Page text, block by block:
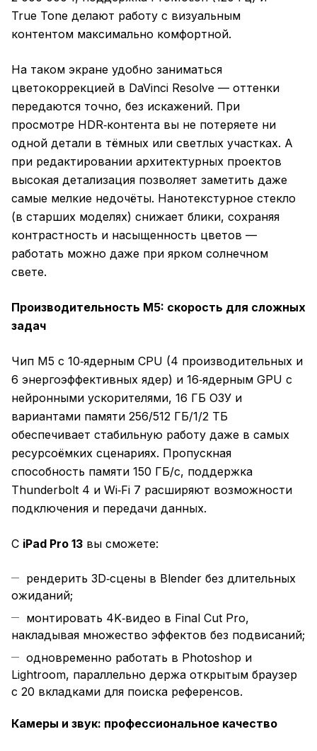
True Tone делают работу с визуальным
контентом максимально комфортной.
На таком экране удобно заниматься
цветокоррекцией в DaVinci Resolve — оттенки
передаются точно, без искажений. При
просмотре HDR‑контента вы не потеряете ни
одной детали в тёмных или светлых участках. А
при редактировании архитектурных проектов
высокая детализация позволяет заметить даже
самые мелкие недочёты. Нанотекстурное стекло
(в старших моделях) снижает блики, сохраняя
контрастность и насыщенность цветов —
работать можно даже при ярком солнечном
свете.
Производительность M5: скорость для сложных
задач
Чип M5 с 10‑ядерным CPU (4 производительных и
6 энергоэффективных ядер) и 16‑ядерным GPU с
нейронными ускорителями, 16 ГБ ОЗУ и
вариантами памяти 256/512 ГБ/1/2 ТБ
обеспечивает стабильную работу даже в самых
ресурсоёмких сценариях. Пропускная
способность памяти 150 ГБ/с, поддержка
Thunderbolt 4 и Wi‑Fi 7 расширяют возможности
подключения и передачи данных.
С iPad Pro 13 вы сможете:
рендерить 3D‑сцены в Blender без длительных
ожиданий;
монтировать 4K‑видео в Final Cut Pro,
накладывая множество эффектов без подвисаний;
одновременно работать в Photoshop и
Lightroom, параллельно держа открытым браузер
с 20 вкладками для поиска референсов.
Камеры и звук: профессиональное качество